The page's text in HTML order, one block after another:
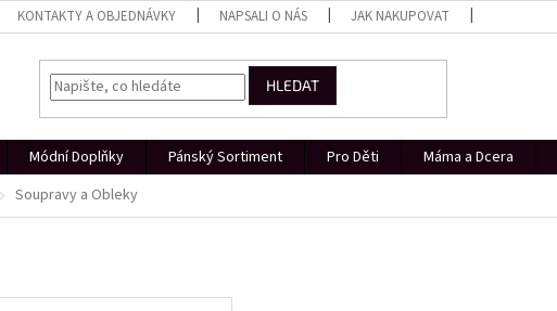
KONTAKTY A OBJEDNÁVKY NAPSALI O NÁS JAK NAKUPOVAT
HLEDAT
Módní Doplňky Pánský Sortiment Pro Děti Máma a Dcera
Soupravy a Obleky